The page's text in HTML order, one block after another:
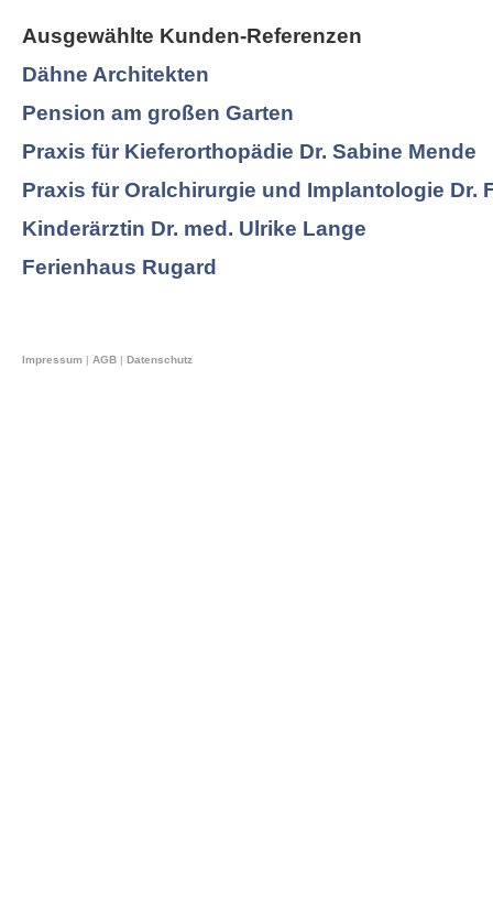
Ausgewählte Kunden-Referenzen
Dähne Architekten
Pension am großen Garten
Praxis für Kieferorthopädie Dr. Sabine Mende
Praxis für Oralchirurgie und Implantologie Dr.
Kinderärztin Dr. med. Ulrike Lange
Ferienhaus Rugard
Impressum | AGB | Datenschutz